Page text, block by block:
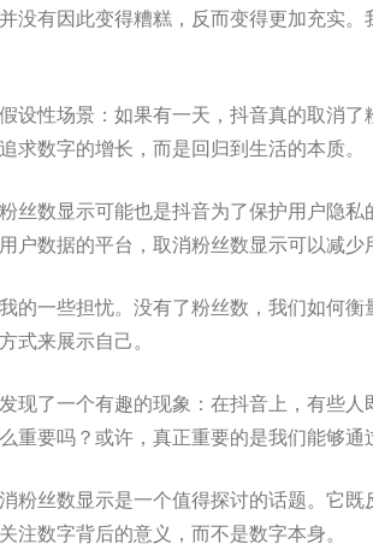
没有因此变得糟糕，反而变得更加充实
设性场景：如果有一天，抖音真的取消
求数字的增长，而是回归到生活的本质。
丝数显示可能也是抖音为了保护用户隐
户数据的平台，取消粉丝数显示可以减少
的一些担忧。没有了粉丝数，我们如何
式来展示自己。
现了一个有趣的现象：在抖音上，有些
重要吗？或许，真正重要的是我们能够通
粉丝数显示是一个值得探讨的话题。它
注数字背后的意义，而不是数字本身。